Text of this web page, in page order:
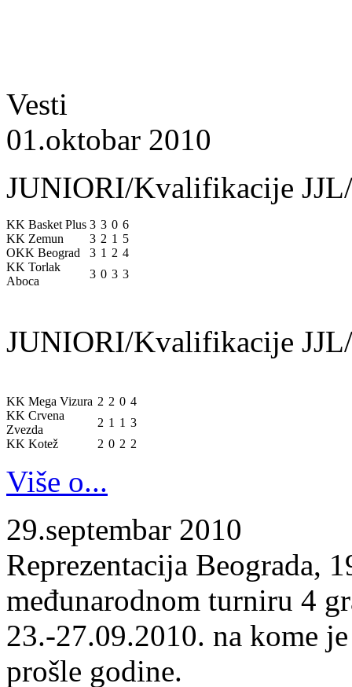
Vesti
01.oktobar 2010
JUNIORI/Kvalifikacije
KK Basket Plus 3 3 0 6
KK Zemun
3 2 1 5
OKK Beograd
3 1 2 4
KK Torlak
Aboca
3 0 3 3
JUNIORI/Kvalifikacije
KK Mega Vizura 2 2 0 4
KK Crvena
Zvezda
2 1 1 3
KK Kotež
2 0 2 2
Više o...
29.septembar 2010
Reprezentacija Beograda,
međunarodnom turniru 4
23.-27.09.2010. na kome
prošle godine.